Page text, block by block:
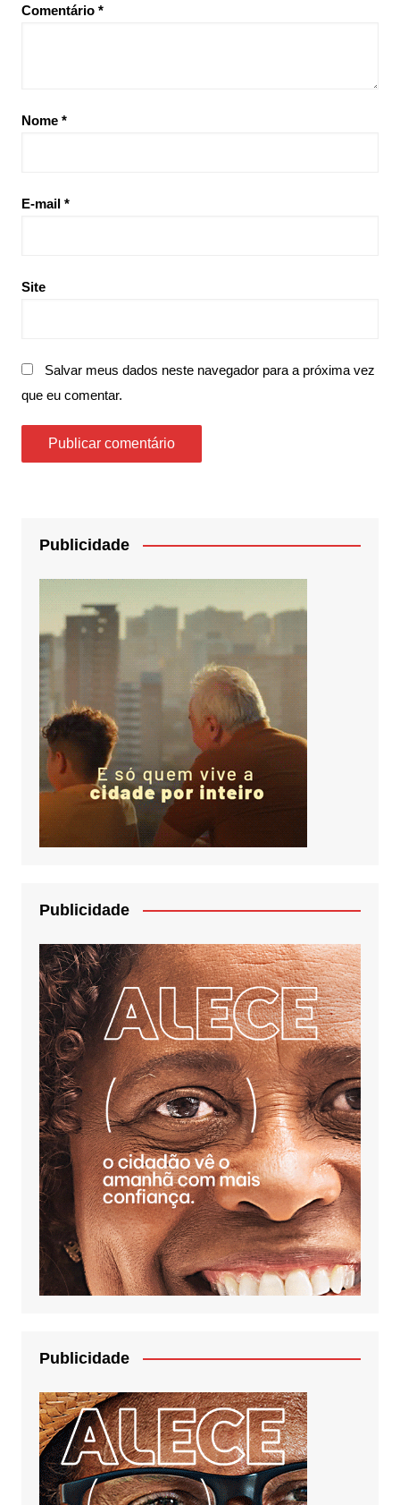
Comentário *
Nome *
E-mail *
Site
Salvar meus dados neste navegador para a próxima vez
que eu comentar.
Publicidade
Publicidade
Publicidade